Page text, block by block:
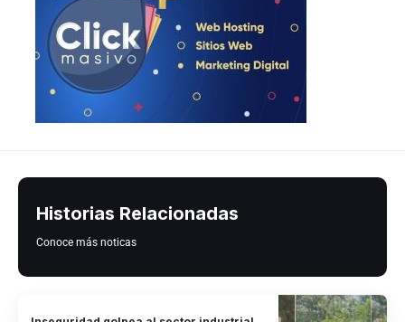
Historias Relacionadas
Conoce más noticas